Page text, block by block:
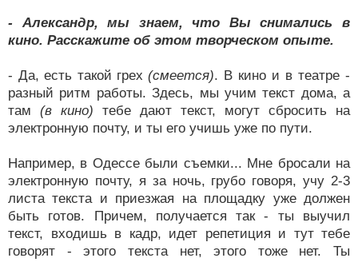
- Александр, мы знаем, что Вы снимались в
кино. Расскажите об этом творческом опыте.
- Да, есть такой грех (смеется). В кино и в театре -
разный ритм работы. Здесь, мы учим текст дома, а
там (в кино) тебе дают текст, могут сбросить на
электронную почту, и ты его учишь уже по пути.
Например, в Одессе были съемки... Мне бросали на
электронную почту, я за ночь, грубо говоря, учу 2-3
листа текста и приезжая на площадку уже должен
быть готов. Причем, получается так - ты выучил
текст, входишь в кадр, идет репетиция и тут тебе
говорят - этого текста нет, этого тоже нет. Ты